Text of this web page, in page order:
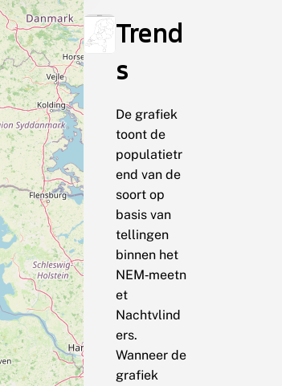
Trend
s
De grafiek
toont de
populatietr
end van de
soort op
basis van
tellingen
binnen het
NEM‑meetn
et
Nachtvlind
ers.
Wanneer de
grafiek